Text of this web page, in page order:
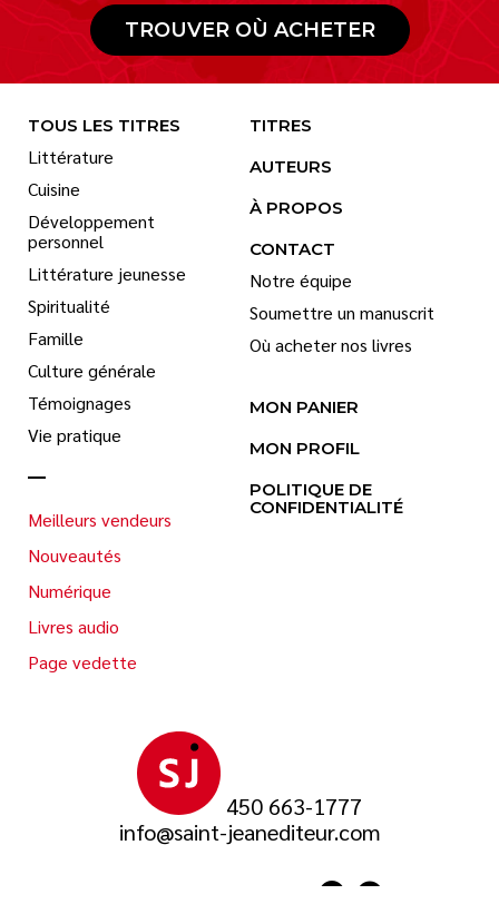
TROUVER OÙ ACHETER
450 663-1777
info@saint-jeanediteur.com
TOUS LES TITRES
Littérature
Cuisine
Développement
personnel
Littérature jeunesse
Spiritualité
Famille
Culture générale
Témoignages
Vie pratique
Meilleurs vendeurs
Nouveautés
Numérique
Livres audio
Page vedette
TITRES
AUTEURS
À PROPOS
CONTACT
Notre équipe
Soumettre un manuscrit
Où acheter nos livres
MON PANIER
MON PROFIL
POLITIQUE DE
CONFIDENTIALITÉ